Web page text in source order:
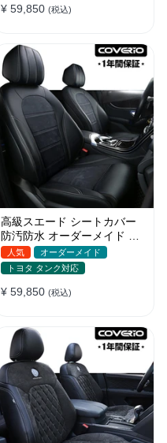
¥ 59,850 (税込)
高級スエード シートカバー
防汚防水 オーダーメイド 優
れた耐久性 オシャレ 全席セ
ット
人気
オーダーメイド
トヨタ タンク対応
¥ 59,850 (税込)